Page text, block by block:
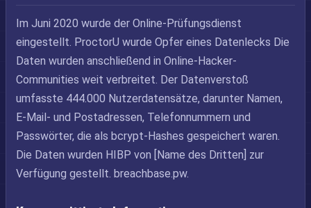
Im Juni 2020 wurde der Online-Prüfungsdienst
eingestellt. ProctorU wurde Opfer eines Datenlecks Die
Daten wurden anschließend in Online-Hacker-
Communities weit verbreitet. Der Datenverstoß
umfasste 444.000 Nutzerdatensätze, darunter Namen,
E-Mail- und Postadressen, Telefonnummern und
Passwörter, die als bcrypt-Hashes gespeichert waren.
Die Daten wurden HIBP von [Name des Dritten] zur
Verfügung gestellt. breachbase.pw.